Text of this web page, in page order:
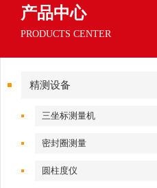
产品中心
PRODUCTS CENTER
精测设备
三坐标测量机
密封圈测量
圆柱度仪